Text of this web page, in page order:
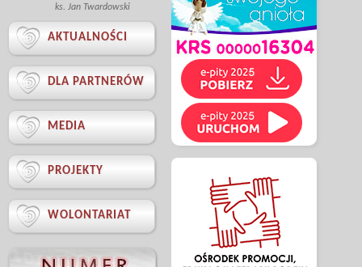
ks. Jan Twardowski
 AKTUALNOŚCI
 DLA PARTNERÓW
 MEDIA
 PROJEKTY
 WOLONTARIAT